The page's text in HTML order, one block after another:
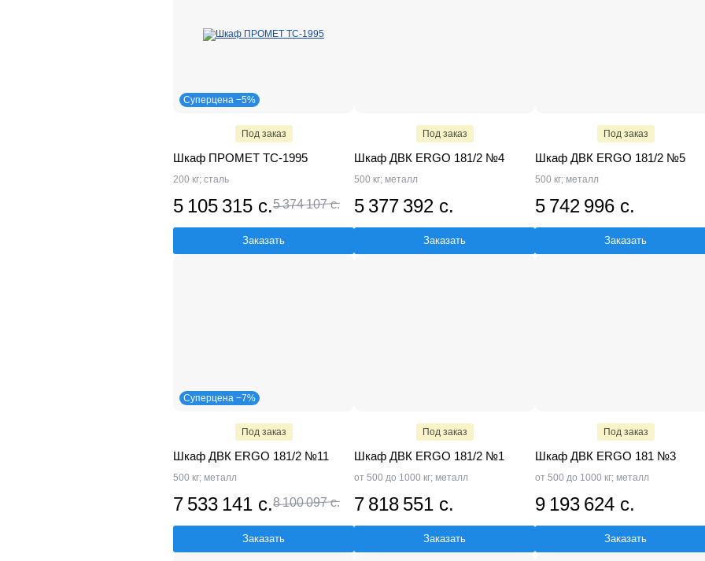
Суперцена −5%
Под заказ
Шкаф ПРОМЕТ TC-1995
200 кг; сталь
5 105 315 с.5 374 107 с.
Заказать
Под заказ
Шкаф ДВК ERGO 181/2 №4
500 кг; металл
5 377 392 с.
Заказать
Под заказ
Шкаф ДВК ERGO 181/2 №5
500 кг; металл
5 742 996 с.
Заказать
Суперцена −7%
Под заказ
Шкаф ДВК ERGO 181/2 №11
500 кг; металл
7 533 141 с.8 100 097 с.
Заказать
Под заказ
Шкаф ДВК ERGO 181/2 №1
от 500 до 1000 кг; металл
7 818 551 с.
Заказать
Под заказ
Шкаф ДВК ERGO 181 №3
от 500 до 1000 кг; металл
9 193 624 с.
Заказать